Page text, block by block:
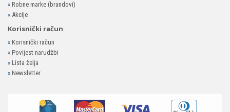
» Robne marke (brandovi)
» Akcije
Korisnički račun
» Korisnički račun
» Povijest narudžbi
» Lista želja
» Newsletter